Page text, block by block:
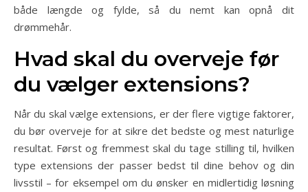
både længde og fylde, så du nemt kan opnå dit
drømmehår.
Hvad skal du overveje før
du vælger extensions?
Når du skal vælge extensions, er der flere vigtige faktorer,
du bør overveje for at sikre det bedste og mest naturlige
resultat. Først og fremmest skal du tage stilling til, hvilken
type extensions der passer bedst til dine behov og din
livsstil – for eksempel om du ønsker en midlertidig løsning